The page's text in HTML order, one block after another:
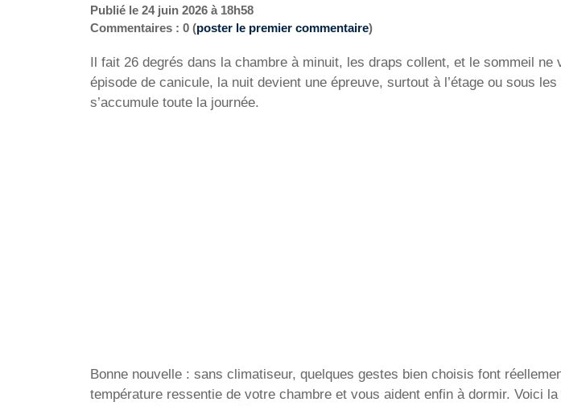
Publié le 24 juin 2026 à 18h58
Commentaires : 0 (poster le premier commentaire)
Il fait 26 degrés dans la chambre à minuit, les draps collent, et le sommeil ne
épisode de canicule, la nuit devient une épreuve, surtout à l’étage ou sous
s’accumule toute la journée.
Bonne nouvelle : sans climatiseur, quelques gestes bien choisis font
température ressentie de votre chambre et vous aident enfin à dormir. Voici